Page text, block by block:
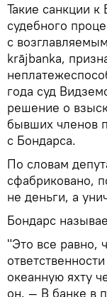
Такие санкции
судебного
с
krājbanka,
года суд
решение о
бывших членов
с Бондарса.
По словам
сфабриковано,
не деньги, а
Бондарс
"Это все равно,
океанную яхту
он. — В банке в